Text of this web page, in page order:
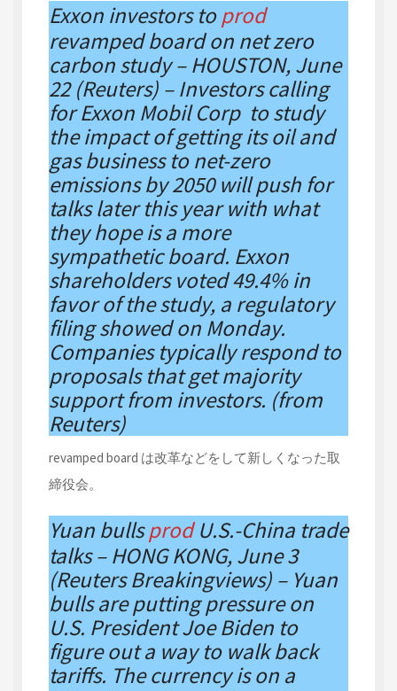
Exxon investors toprod
revamped board on net zero
carbon study – HOUSTON, June
22 (Reuters) – Investors calling
for Exxon Mobil Corp to study
the impact of getting its oil and
gas business to net-zero
emissions by 2050 will push for
talks later this year with what
they hope is a more
sympathetic board. Exxon
shareholders voted 49.4% in
favor of the study, a regulatory
filing showed on Monday.
Companies typically respond to
proposals that get majority
support from investors. (from
Reuters)
revamped board は改革などをして新しくなった取
締役会。
Yuan bullsprodU.S.-China trade
talks – HONG KONG, June 3
(Reuters Breakingviews) – Yuan
bulls are putting pressure on
U.S. President Joe Biden to
figure out a way to walk back
tariffs. The currency is on a